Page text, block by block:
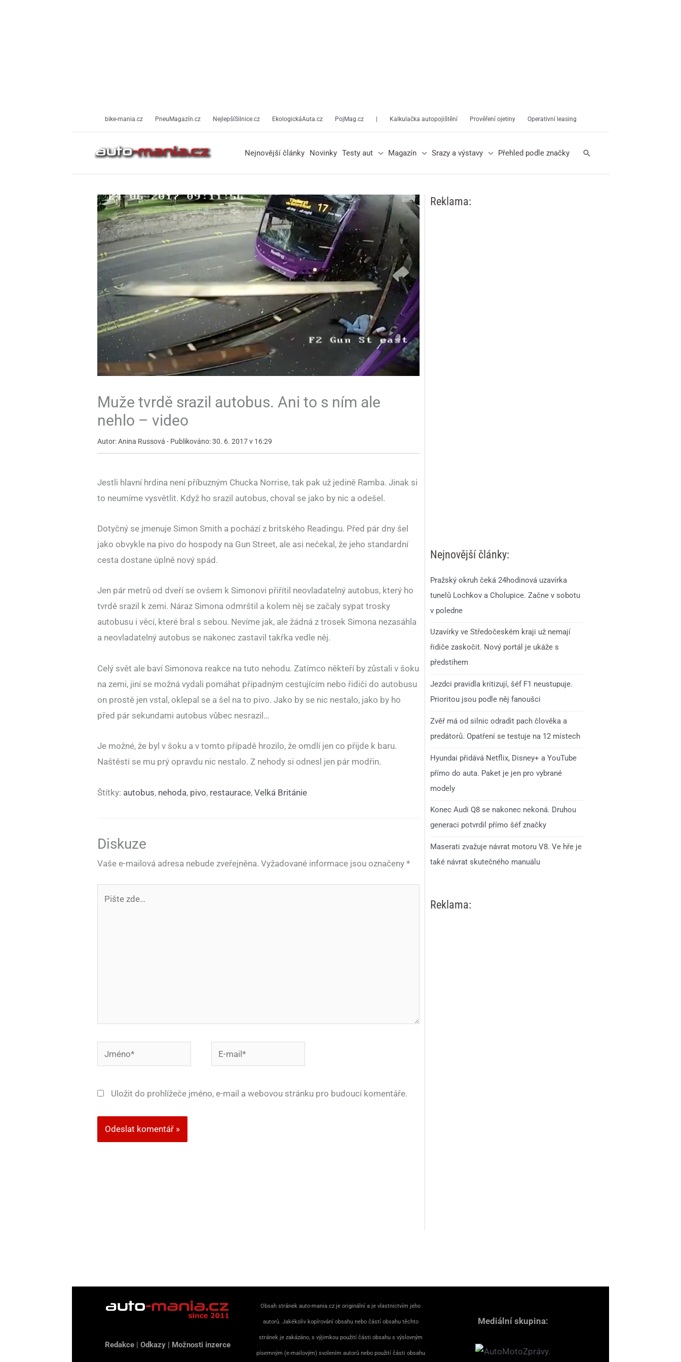
bike-mania.cz PneuMagazín.cz NejlepšíSilnice.cz EkologickáAuta.cz PojMag.cz Kalkulačka autopojištění Prověření ojetiny Operativní leasing
Nejnovější články Novinky Testy aut Magazín Srazy a výstavy Přehled podle značky Hledat
Muže tvrdě srazil autobus. Ani to s ním ale
nehlo – video
Autor: Anina Russová - Publikováno: 30. 6. 2017 v 16:29
Jestli hlavní hrdina není příbuzným Chucka Norrise, tak pak už jedině Ramba. Jinak si
to neumíme vysvětlit. Když ho srazil autobus, choval se jako by nic a odešel.
Dotyčný se jmenuje Simon Smith a pochází z britského Readingu. Před pár dny šel
jako obvykle na pivo do hospody na Gun Street, ale asi nečekal, že jeho standardní
cesta dostane úplně nový spád.
Jen pár metrů od dveří se ovšem k Simonovi přiřítil neovladatelný autobus, který ho
tvrdě srazil k zemi. Náraz Simona odmrštil a kolem něj se začaly sypat trosky
autobusu i věcí, které bral s sebou. Nevíme jak, ale žádná z trosek Simona nezasáhla
a neovladatelný autobus se nakonec zastavil takřka vedle něj.
Celý svět ale baví Simonova reakce na tuto nehodu. Zatímco někteří by zůstali v šoku
na zemi, jiní se možná vydali pomáhat případným cestujícím nebo řidiči do autobusu
on prostě jen vstal, oklepal se a šel na to pivo. Jako by se nic nestalo, jako by ho
před pár sekundami autobus vůbec nesrazil…
Je možné, že byl v šoku a v tomto případě hrozilo, že omdlí jen co přijde k baru.
Naštěstí se mu prý opravdu nic nestalo. Z nehody si odnesl jen pár modřin.
Štítky: autobus, nehoda, pivo, restaurace, Velká Británie
Diskuze
Vaše e-mailová adresa nebude zveřejněna. Vyžadované informace jsou označeny *
Jméno*
mail*
Uložit do prohlížeče jméno, e-mail a webovou stránku pro budoucí komentáře.
Reklama:
Nejnovější články:
Pražský okruh čeká 24hodinová uzavírka
tunelů Lochkov a Cholupice. Začne v sobotu
v poledne
Uzavírky ve Středočeském kraji už nemají
řidiče zaskočit. Nový portál je ukáže s
předstihem
Jezdci pravidla kritizují, šéf F1 neustupuje.
Prioritou jsou podle něj fanoušci
Zvěř má od silnic odradit pach člověka a
predátorů. Opatření se testuje na 12 místech
Hyundai přidává Netflix, Disney+ a YouTube
přímo do auta. Paket je jen pro vybrané
modely
Konec Audi Q8 se nakonec nekoná. Druhou
generaci potvrdil přímo šéf značky
Maserati zvažuje návrat motoru V8. Ve hře je
také návrat skutečného manuálu
Reklama:
Redakce |Odkazy | Možnosti inzerce
Obsah stránek auto-mania.cz je originální a je vlastnictvím jeho
autorů. Jakékoliv kopírování obsahu nebo částí obsahu těchto
stránek je zakázáno, s výjimkou použití části obsahu s výslovným
písemným (e-mailovým) svolením autorů nebo použití části obsahu
Mediální skupina: